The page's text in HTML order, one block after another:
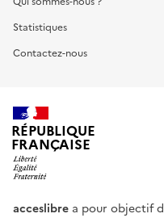
Statistiques
Contactez-nous
RÉPUBLIQUE
FRANÇAISE
acceslibre a pour objectif